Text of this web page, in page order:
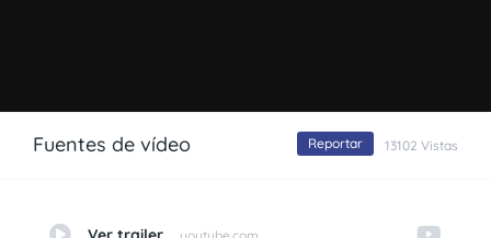
Fuentes de vídeo 13102 Vistas
Reportar